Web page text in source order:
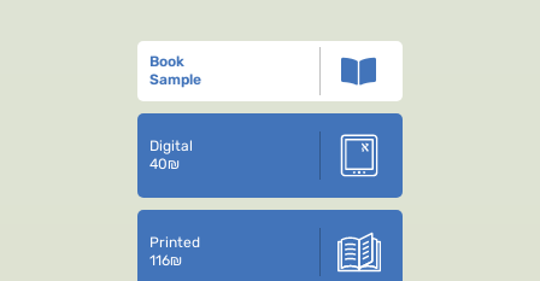
Book
Sample
Digital
40₪
Printed
116₪